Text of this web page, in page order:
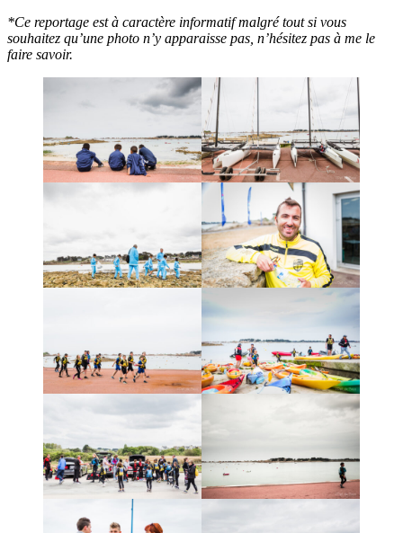
*Ce reportage est à caractère informatif malgré tout si vous
souhaitez qu’une photo n’y apparaisse pas, n’hésitez pas à me le
faire savoir.